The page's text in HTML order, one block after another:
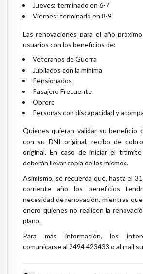
Jueves: terminado en 6-7
Viernes: terminado en 8-9
Las renovaciones para el año
usuarios con los beneficios de:
Veteranos de Guerra
Jubilados con la mínima
Pensionados
Pasajero Frecuente
Obrero
Personas con discapacidad y
Quienes quieran validar su beneficio
con su DNI original, recibo de
original. En caso de iniciar el
deberán llevar copia de los mismos.
Asimismo, se recuerda que, hasta el
corriente año los beneficios
necesidad de renovación, mientras
enero quienes no realicen la
plano.
Para más información, los
comunicarse al 2494 423433 o al mail